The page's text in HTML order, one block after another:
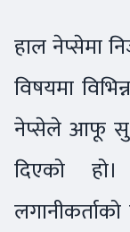
हाल नेप्सेमा
विषयमा
नेप्सेले आफू
दिएको